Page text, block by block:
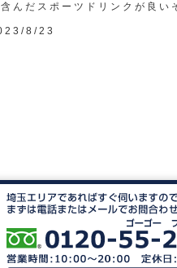
んだスポーツドリンクが良い
8/23